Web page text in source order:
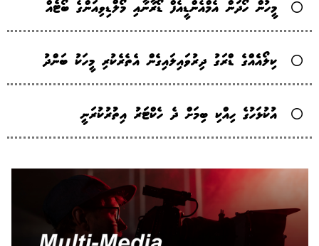
މީހުން ހޯދަން އެމްއެންޑީއެފް ޑޯރާނާއި މޯލްޑިވިއަންގެ ބޯޓެއް
ކިލޯއެެއްގެ ޑްރަގު ދިރުވައިލައިގެން އެތެރެކުރި މީހަކު ބަންދު
އުކުޅަހުގެ ހިއްކި ބިމަށް ދެ ހެކްޓަރު އިތުުރުކުރަނީ